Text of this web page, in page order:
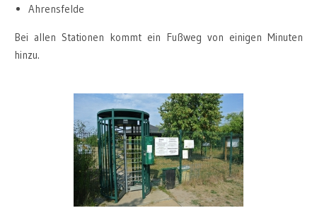
Ahrensfelde
Bei allen Stationen kommt ein Fußweg von einigen Minuten
hinzu.